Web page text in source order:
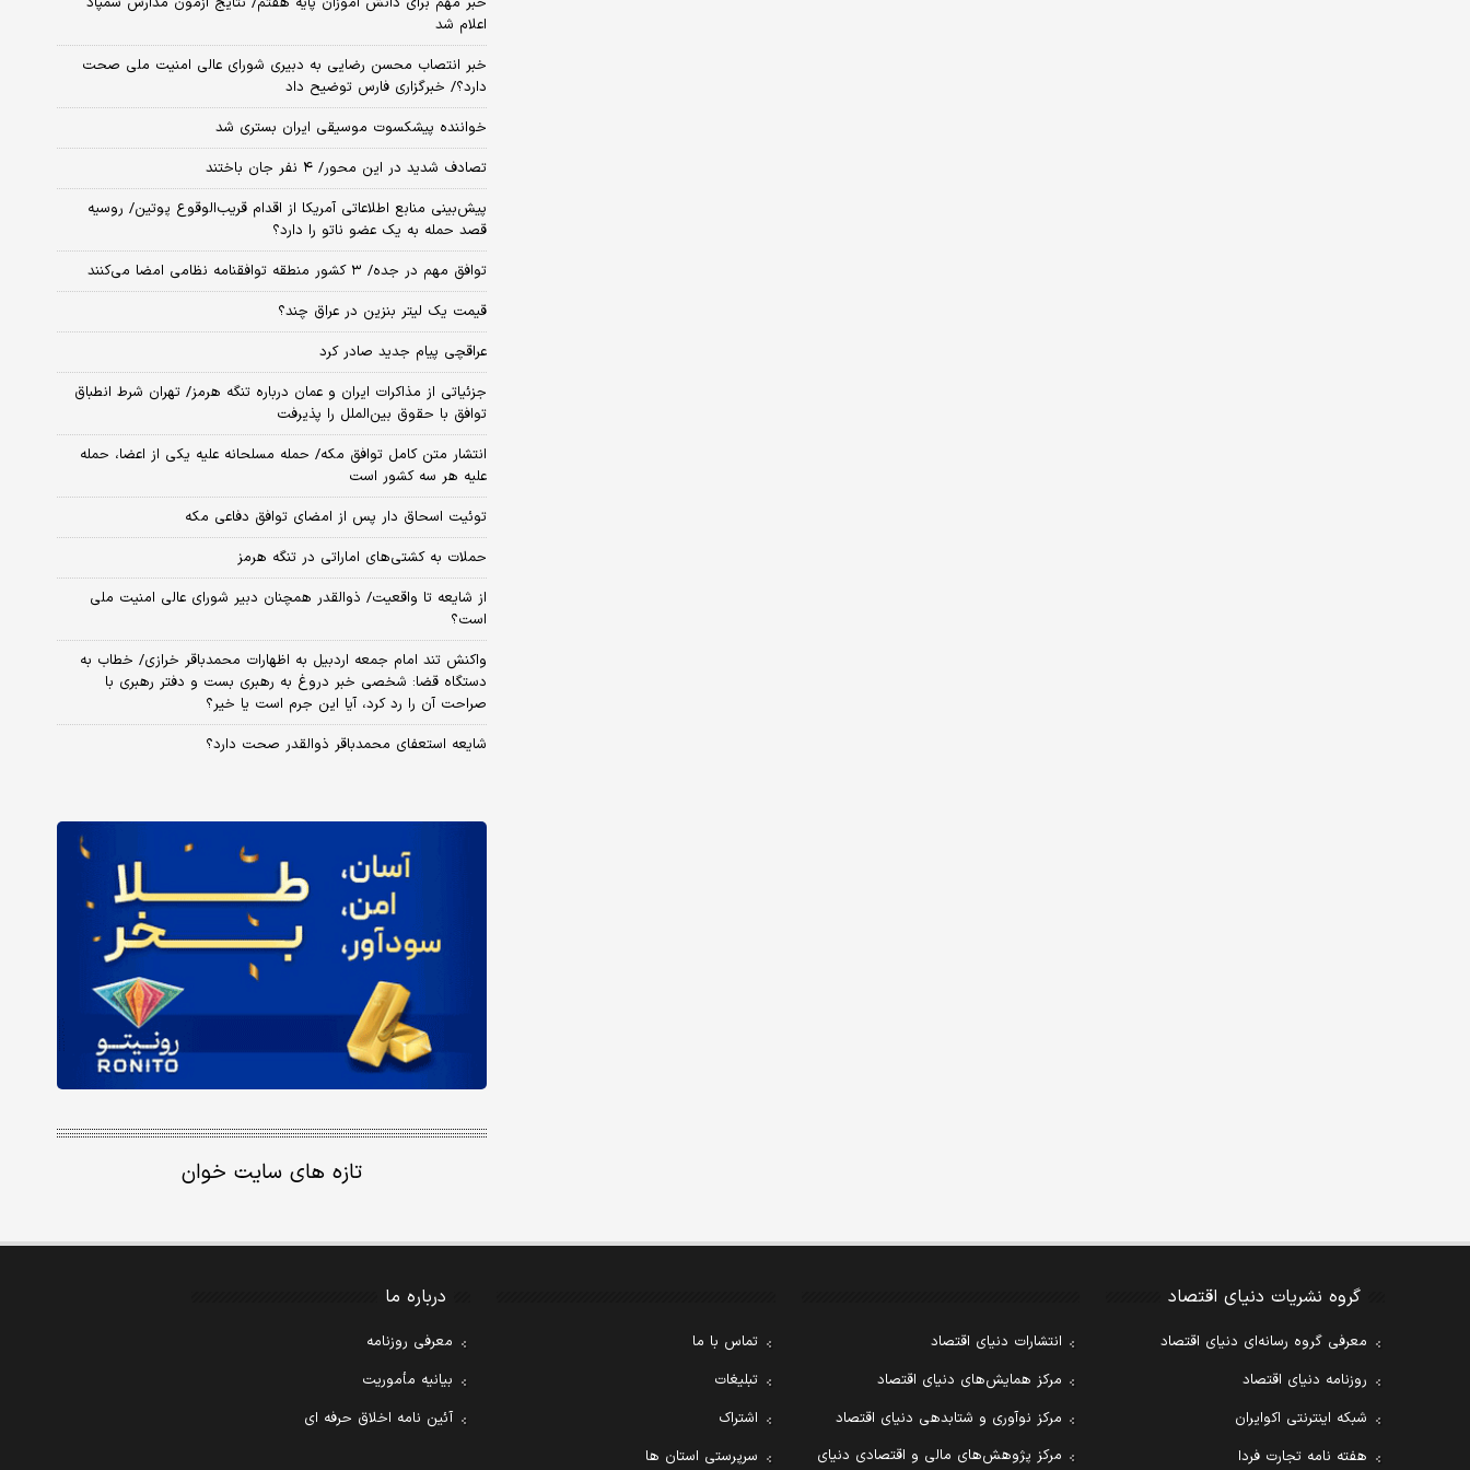
اعلام شد
خبر انتصاب محسن رضایی به دبیری شورای عالی امنیت ملی صحت
دارد؟/ خبرگزاری فارس توضیح داد
خواننده پیشکسوت موسیقی ایران بستری شد
تصادف شدید در این محور/ ۴ نفر جان باختند
پیش‌بینی منابع اطلاعاتی آمریکا از اقدام قریب‌الوقوع پوتین/ روسیه
قصد حمله به یک عضو ناتو را دارد؟
توافق مهم در جده/ ۳ کشور منطقه توافقنامه نظامی امضا می‌کنند
قیمت یک لیتر بنزین در عراق چند؟
عراقچی پیام جدید صادر کرد
جزئیاتی از مذاکرات ایران و عمان درباره تنگه هرمز/ تهران شرط انطباق
توافق با حقوق بین‌الملل را پذیرفت
انتشار متن کامل توافق مکه/ حمله مسلحانه علیه یکی از اعضا، حمله
علیه هر سه کشور است
توئیت اسحاق دار پس از امضای توافق دفاعی مکه
حملات به کشتی‌های اماراتی در تنگه هرمز
از شایعه تا واقعیت/ ذوالقدر همچنان دبیر شورای ‌عالی امنیت ملی
است؟
واکنش تند امام جمعه اردبیل به اظهارات محمدباقر خرازی/ خطاب به
دستگاه قضا: شخصی خبر دروغ به رهبری بست و دفتر رهبری با
صراحت آن را رد کرد، آیا این جرم است یا خیر؟
شایعه استعفای محمدباقر ذوالقدر صحت دارد؟
تازه های سایت خوان
گروه نشریات دنیای اقتصاد
معرفی گروه رسانه‌ای دنیای اقتصاد
روزنامه دنیای اقتصاد
شبکه اینترنتی اکوایران
هفته نامه تجارت فردا
انتشارات دنیای اقتصاد
مرکز همایش‌های دنیای اقتصاد
مرکز نوآوری و شتابدهی دنیای اقتصاد
مرکز پژوهش‌های مالی و اقتصادی دنیای
تماس با ما
تبلیغات
اشتراک
سرپرستی استان ها
درباره ما
معرفی روزنامه
بیانیه مأموریت
آئین نامه اخلاق حرفه ای